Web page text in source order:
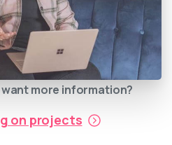
more information?
on projects